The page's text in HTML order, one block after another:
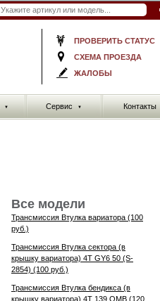
ПРОВЕРИТЬ СТАТУС
СХЕМА ПРОЕЗДА
ЖАЛОБЫ
▼ Сервис ▼ Контакты
Все модели
Трансмиссия Втулка вариатора (100
руб.)
Трансмиссия Втулка сектора (в
крышку вариатора) 4Т GY6 50 (S-
2854) (100 руб.)
Трансмиссия Втулка бендикса (в
крышку вариатора) 4Т 139 QMB (120